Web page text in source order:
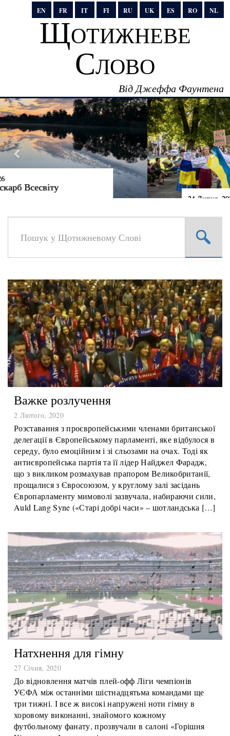
EN FR IT FI RU UK ES RO NL
Щотижневе
Слово
Від Джеффа Фаунтена
Важке розлучення
2 Лютого, 2020
Розставання з проєвропейськими членами британської
делегації в Європейському парламенті, яке відбулося в
середу, було емоційним і зі сльозами на очах. Тоді як
антиєвропейська партія та її лідер Найджел Фарадж,
що з викликом розмахував прапором Великобританії,
прощалися з Євросоюзом, у круглому залі засідань
Європарламенту мимоволі зазвучала, набираючи сили,
Натхнення для гімну
27 Січня, 2020
До відновлення матчів плей-офф Ліги чемпіонів
УЄФА між останніми шістнадцятьма командами ще
три тижні. І все ж високі напружені ноти гімну в